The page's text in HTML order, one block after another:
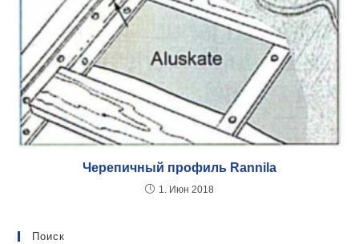
Черепичный профиль Rannila
1. Июн 2018
Поиск